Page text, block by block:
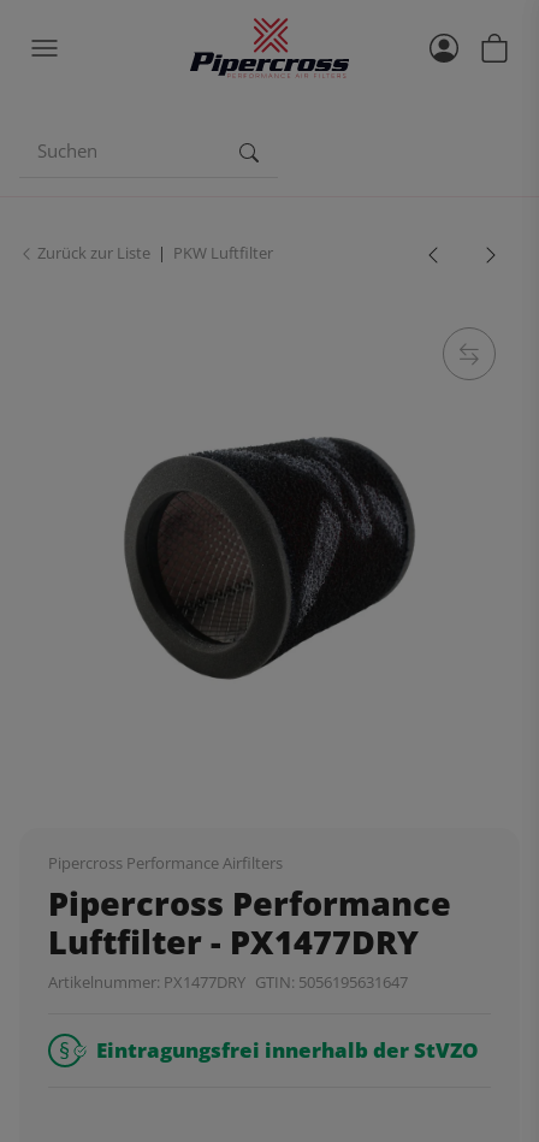
Zurück zur Liste PKW Luftfilter
Pipercross Performance Airfilters
Pipercross Performance
Luftfilter - PX1477DRY
Artikelnummer: PX1477DRY GTIN: 5056195631647
Eintragungsfrei innerhalb der StVZO